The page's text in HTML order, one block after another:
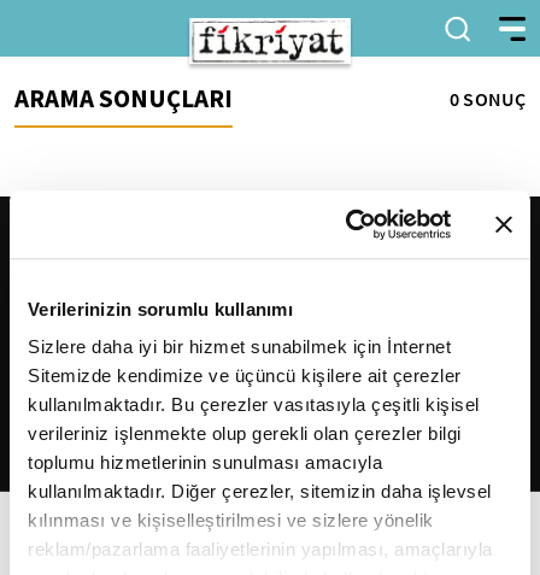
Verilerinizin sorumlu kullanımı
Sizlere daha iyi bir hizmet sunabilmek için İnternet
Sitemizde kendimize ve üçüncü kişilere ait çerezler
kullanılmaktadır. Bu çerezler vasıtasıyla çeşitli kişisel
verileriniz işlenmekte olup gerekli olan çerezler bilgi
toplumu hizmetlerinin sunulması amacıyla
kullanılmaktadır. Diğer çerezler, sitemizin daha işlevsel
kılınması ve kişiselleştirilmesi ve sizlere yönelik
reklam/pazarlama faaliyetlerinin yapılması, amaçlarıyla
ARAMA SONUÇLARI 0 SONUÇ
2026Fikriyat. Tüm hakları saklıdır.